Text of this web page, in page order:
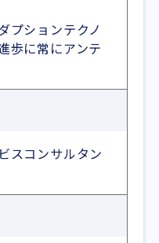
プションテクノ
歩に常にアンテ
スコンサルタン